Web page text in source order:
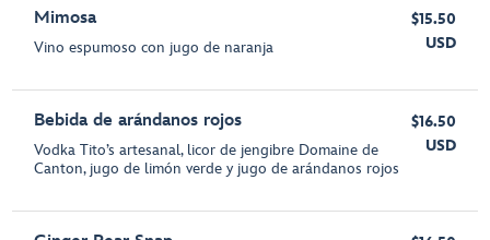
Mimosa
Vino espumoso con jugo de naranja
$15.50
USD
Bebida de arándanos rojos
Vodka Tito’s artesanal, licor de jengibre Domaine de
Canton, jugo de limón verde y jugo de arándanos rojos
$16.50
USD